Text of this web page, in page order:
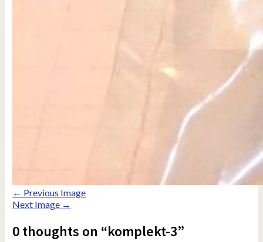
← Previous Image
Next Image →
0 thoughts on “komplekt-3”